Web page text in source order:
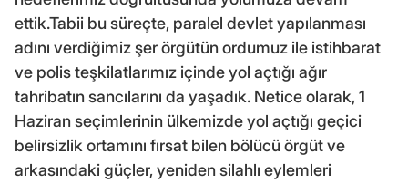
ettik.Tabii bu süreçte, paralel devlet yapılanması
adını verdiğimiz şer örgütün ordumuz ile istihbarat
ve polis teşkilatlarımız içinde yol açtığı ağır
tahribatın sancılarını da yaşadık. Netice olarak, 1
Haziran seçimlerinin ülkemizde yol açtığı geçici
belirsizlik ortamını fırsat bilen bölücü örgüt ve
arkasındaki güçler, yeniden silahlı eylemleri